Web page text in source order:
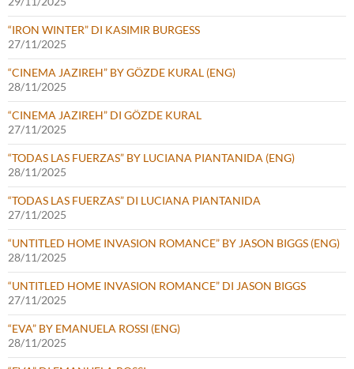
“IRON WINTER” DI KASIMIR BURGESS
27/11/2025
“CINEMA JAZIREH” BY GÖZDE KURAL (ENG)
28/11/2025
“CINEMA JAZIREH” DI GÖZDE KURAL
27/11/2025
“TODAS LAS FUERZAS” BY LUCIANA PIANTANIDA (ENG)
28/11/2025
“TODAS LAS FUERZAS” DI LUCIANA PIANTANIDA
27/11/2025
“UNTITLED HOME INVASION ROMANCE” BY JASON BIGGS (ENG)
28/11/2025
“UNTITLED HOME INVASION ROMANCE” DI JASON BIGGS
27/11/2025
“EVA” BY EMANUELA ROSSI (ENG)
28/11/2025